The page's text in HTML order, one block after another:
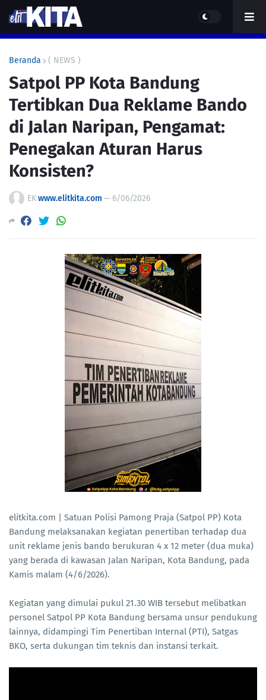
Beranda ( NEWS )
Satpol PP Kota Bandung
Tertibkan Dua Reklame Bando
di Jalan Naripan, Pengamat:
Penegakan Aturan Harus
Konsisten?
EKwww.elitkita.com — 6/06/2026
elitkita.com | Satuan Polisi Pamong Praja (Satpol PP) Kota
Bandung melaksanakan kegiatan penertiban terhadap dua
unit reklame jenis bando berukuran 4 x 12 meter (dua muka)
yang berada di kawasan Jalan Naripan, Kota Bandung, pada
Kamis malam (4/6/2026).
Kegiatan yang dimulai pukul 21.30 WIB tersebut melibatkan
personel Satpol PP Kota Bandung bersama unsur pendukung
lainnya, didampingi Tim Penertiban Internal (PTI), Satgas
BKO, serta dukungan tim teknis dan instansi terkait.